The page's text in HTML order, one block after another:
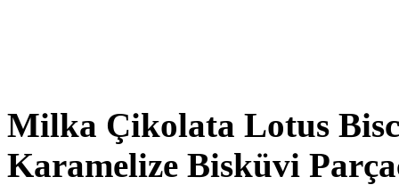
Milka Çikolata Lotus
Karamelize Bisküvi